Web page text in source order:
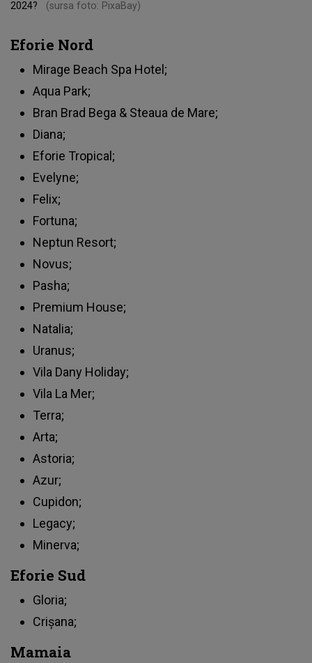
2024?
(sursa foto: PixaBay)
Eforie Nord
Mirage Beach Spa Hotel;
Aqua Park;
Bran Brad Bega & Steaua de Mare;
Diana;
Eforie Tropical;
Evelyne;
Felix;
Fortuna;
Neptun Resort;
Novus;
Pasha;
Premium House;
Natalia;
Uranus;
Vila Dany Holiday;
Vila La Mer;
Terra;
Arta;
Astoria;
Azur;
Cupidon;
Legacy;
Minerva;
Eforie Sud
Gloria;
Crișana;
Mamaia